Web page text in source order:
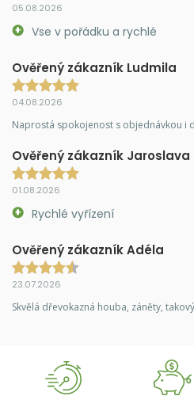
05.08.2026
Vse v pořádku a rychlé
Ověřený zákazník Ludmila
04.08.2026
Naprostá spokojenost s objednávkou i
Ověřený zákazník Jaroslava
01.08.2026
Rychlé vyřízení
Ověřený zákazník Adéla
23.07.2026
Skvělá dřevokazná houba, záněty,